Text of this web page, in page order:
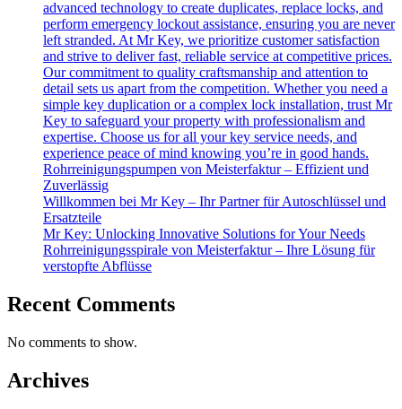
advanced technology to create duplicates, replace locks, and
perform emergency lockout assistance, ensuring you are never
left stranded. At Mr Key, we prioritize customer satisfaction
and strive to deliver fast, reliable service at competitive prices.
Our commitment to quality craftsmanship and attention to
detail sets us apart from the competition. Whether you need a
simple key duplication or a complex lock installation, trust Mr
Key to safeguard your property with professionalism and
expertise. Choose us for all your key service needs, and
experience peace of mind knowing you’re in good hands.
Rohrreinigungspumpen von Meisterfaktur – Effizient und
Zuverlässig
Willkommen bei Mr Key – Ihr Partner für Autoschlüssel und
Ersatzteile
Mr Key: Unlocking Innovative Solutions for Your Needs
Rohrreinigungsspirale von Meisterfaktur – Ihre Lösung für
verstopfte Abflüsse
Recent Comments
No comments to show.
Archives